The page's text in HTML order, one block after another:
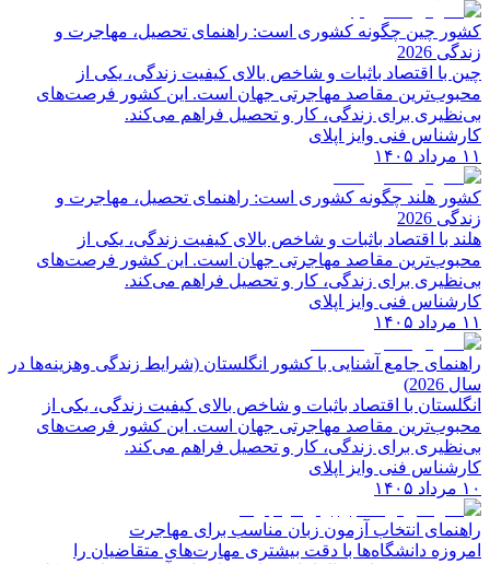
کشور چین چگونه کشوری است: راهنمای تحصیل، مهاجرت و
زندگی 2026
چین با اقتصاد باثبات و شاخص‌ بالای کیفیت زندگی، یکی از
محبوب‌ترین مقاصد مهاجرتی جهان است. این کشور فرصت‌های
بی‌نظیری برای زندگی، کار و تحصیل فراهم می‌کند.
کارشناس فنی وایز اپلای
۱۱ مرداد ۱۴۰۵
کشور هلند چگونه کشوری است: راهنمای تحصیل، مهاجرت و
زندگی 2026
هلند با اقتصاد باثبات و شاخص‌ بالای کیفیت زندگی، یکی از
محبوب‌ترین مقاصد مهاجرتی جهان است. این کشور فرصت‌های
بی‌نظیری برای زندگی، کار و تحصیل فراهم می‌کند.
کارشناس فنی وایز اپلای
۱۱ مرداد ۱۴۰۵
راهنمای جامع آشنایی با کشور انگلستان (شرایط زندگی وهزینه‌ها در
سال 2026)
انگلستان با اقتصاد باثبات و شاخص‌ بالای کیفیت زندگی، یکی از
محبوب‌ترین مقاصد مهاجرتی جهان است. این کشور فرصت‌های
بی‌نظیری برای زندگی، کار و تحصیل فراهم می‌کند.
کارشناس فنی وایز اپلای
۱۰ مرداد ۱۴۰۵
راهنمای انتخاب آزمون زبان مناسب برای مهاجرت
امروزه دانشگاه‌ها با دقت بیشتری مهارت‌های متقاضیان را